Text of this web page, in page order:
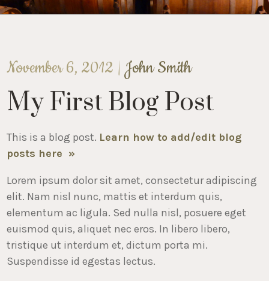
November 6, 2012 |John Smith
My First Blog Post
This is a blog post. Learn how to add/edit blog
posts here »
Lorem ipsum dolor sit amet, consectetur adipiscing
elit. Nam nisl nunc, mattis et interdum quis,
elementum ac ligula. Sed nulla nisl, posuere eget
euismod quis, aliquet nec eros. In libero libero,
tristique ut interdum et, dictum porta mi.
Suspendisse id egestas lectus.